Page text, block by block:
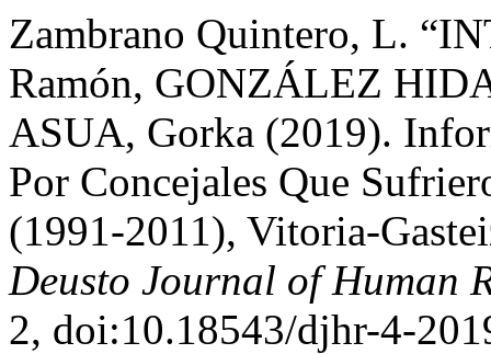
Zambrano Quintero, L.
Ramón, GONZÁLEZ
ASUA, Gorka (2019).
Por Concejales Que
(1991-2011), Vitoria-
Deusto Journal of Human
2, doi:10.18543/djhr-4-